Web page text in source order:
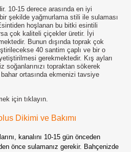
10-15 derece arasında en iyi
şekilde yağmurlama stili ile sulaması
hoşlanan bu bitki esintili
çok kaliteli çiçekler üretir. İyi
Bunun dışında toprak çok
40 santim çaplı ve bir o
gerekmektedir. Kış ayları
soğanlarınızı topraktan sökerek
ortasında ekmenizi tavsiye
için tıklayın.
Dikimi ve Bakımı
kanalını 10-15 gün önceden
önce sulamanız gerekir. Bahçenizde